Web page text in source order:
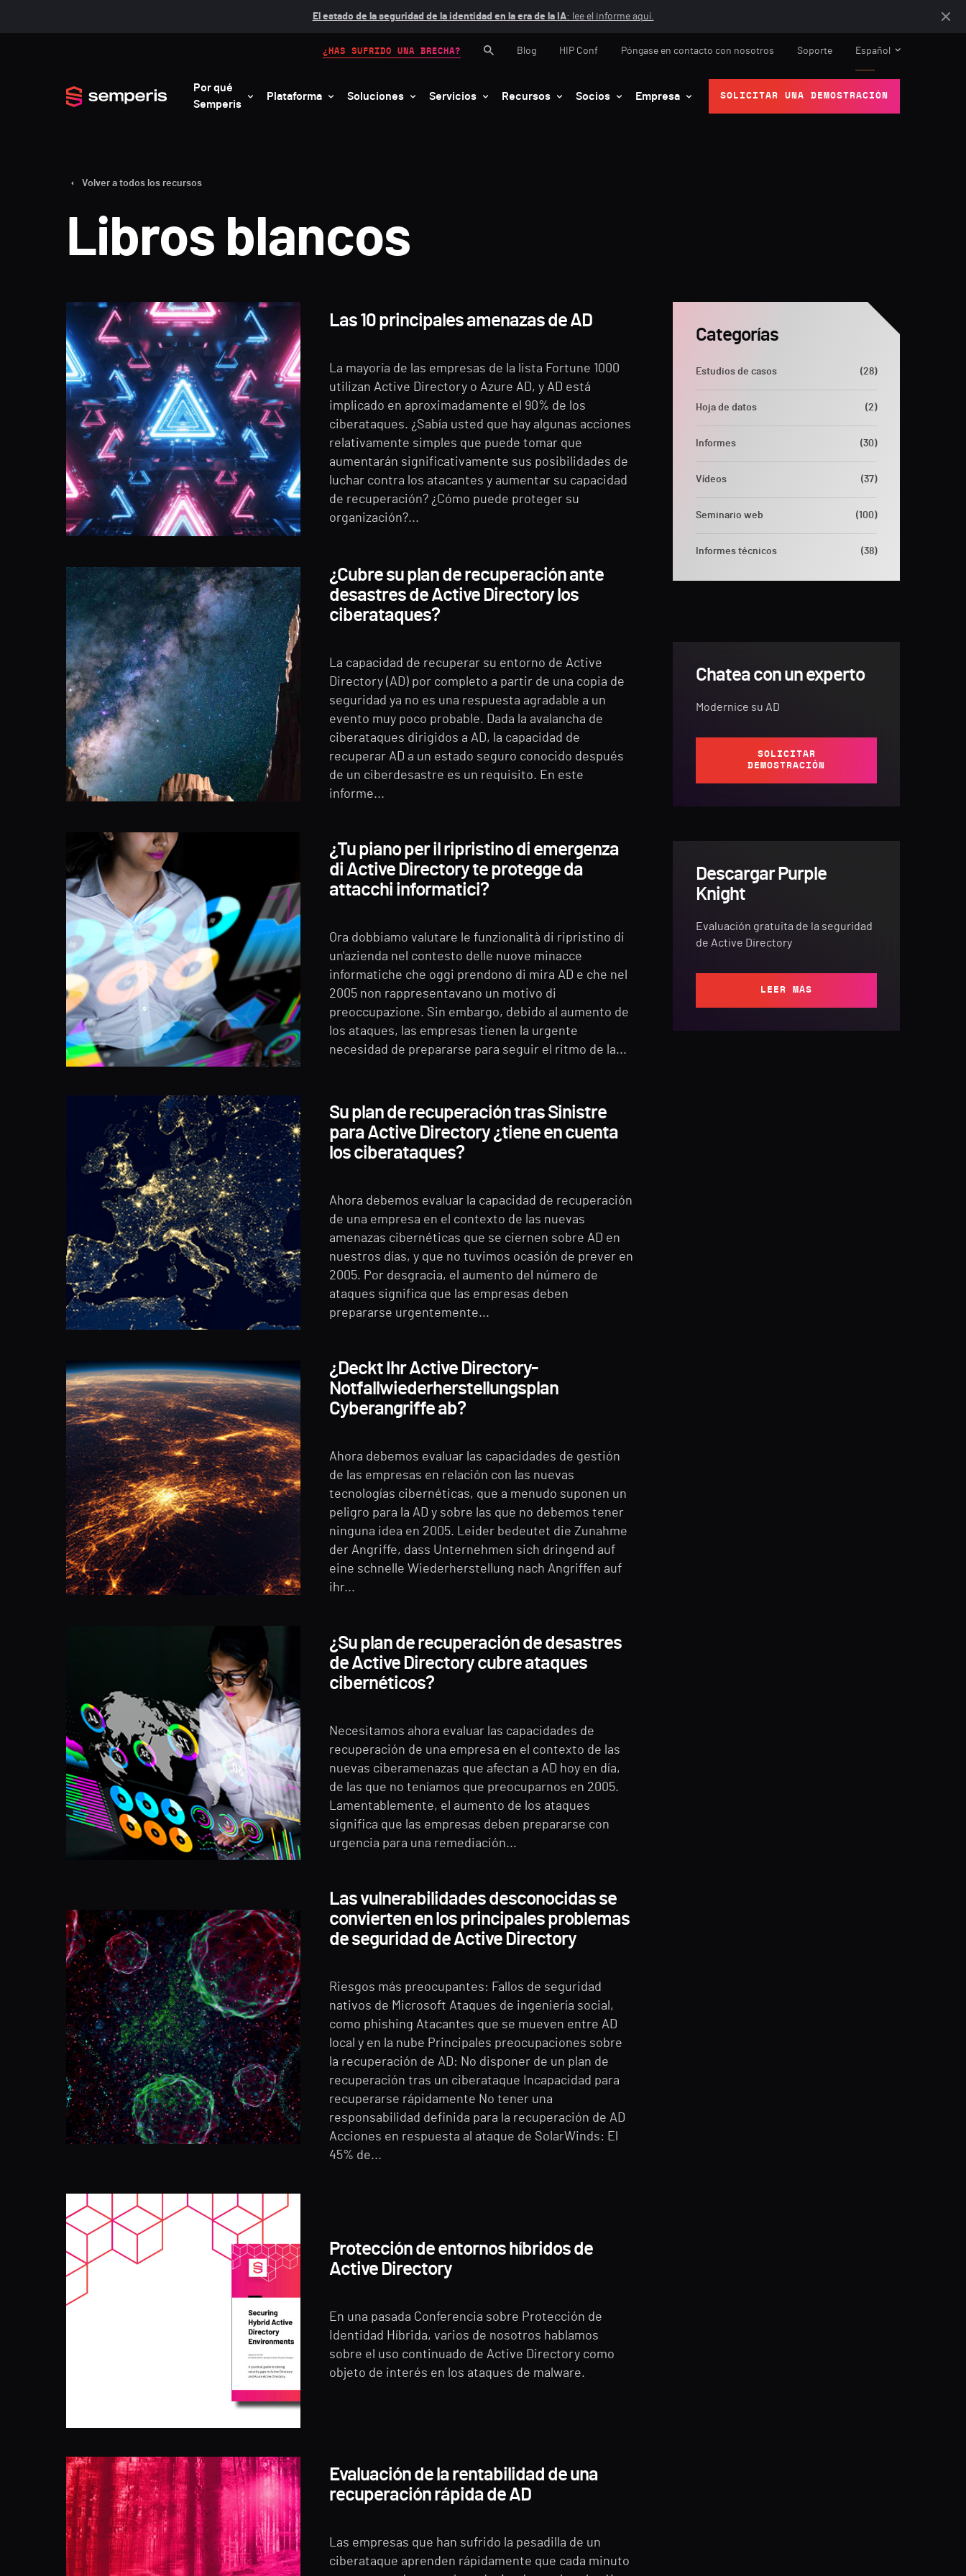
El estado de la seguridad de la identidad en la era de la IA: lee el informe aquí.
Por qué
Semperis
Plataforma Soluciones Servicios Recursos Socios Empresa SOLICITAR UNA DEMOSTRACIÓN
¿HAS SUFRIDO UNA BRECHA? Blog HIP Conf Póngase en contacto con nosotros Soporte Español
Volver a todos los recursos
Libros blancos
Categorías
Estudios de casos (28)
Hoja de datos (2)
Informes (30)
Vídeos (37)
Seminario web (100)
Informes técnicos (38)
Chatea con un experto
Modernice su AD
SOLICITAR
DEMOSTRACIÓN
Descargar Purple
Knight
Evaluación gratuita de la seguridad
de Active Directory
LEER MÁS
Las 10 principales amenazas de AD
La mayoría de las empresas de la lista Fortune 1000
utilizan Active Directory o Azure AD, y AD está
implicado en aproximadamente el 90% de los
ciberataques. ¿Sabía usted que hay algunas acciones
relativamente simples que puede tomar que
aumentarán significativamente sus posibilidades de
luchar contra los atacantes y aumentar su capacidad
de recuperación? ¿Cómo puede proteger su
organización?...
¿Cubre su plan de recuperación ante
desastres de Active Directory los
ciberataques?
La capacidad de recuperar su entorno de Active
Directory (AD) por completo a partir de una copia de
seguridad ya no es una respuesta agradable a un
evento muy poco probable. Dada la avalancha de
ciberataques dirigidos a AD, la capacidad de
recuperar AD a un estado seguro conocido después
de un ciberdesastre es un requisito. En este
informe...
¿Tu piano per il ripristino di emergenza
di Active Directory te protegge da
attacchi informatici?
Ora dobbiamo valutare le funzionalità di ripristino di
un'azienda nel contesto delle nuove minacce
informatiche che oggi prendono di mira AD e che nel
2005 non rappresentavano un motivo di
preoccupazione. Sin embargo, debido al aumento de
los ataques, las empresas tienen la urgente
necesidad de prepararse para seguir el ritmo de la...
Su plan de recuperación tras Sinistre
para Active Directory ¿tiene en cuenta
los ciberataques?
Ahora debemos evaluar la capacidad de recuperación
de una empresa en el contexto de las nuevas
amenazas cibernéticas que se ciernen sobre AD en
nuestros días, y que no tuvimos ocasión de prever en
2005. Por desgracia, el aumento del número de
ataques significa que las empresas deben
prepararse urgentemente...
¿Deckt Ihr Active Directory-
Notfallwiederherstellungsplan
Cyberangriffe ab?
Ahora debemos evaluar las capacidades de gestión
de las empresas en relación con las nuevas
tecnologías cibernéticas, que a menudo suponen un
peligro para la AD y sobre las que no debemos tener
ninguna idea en 2005. Leider bedeutet die Zunahme
der Angriffe, dass Unternehmen sich dringend auf
eine schnelle Wiederherstellung nach Angriffen auf
ihr...
¿Su plan de recuperación de desastres
de Active Directory cubre ataques
cibernéticos?
Necesitamos ahora evaluar las capacidades de
recuperación de una empresa en el contexto de las
nuevas ciberamenazas que afectan a AD hoy en día,
de las que no teníamos que preocuparnos en 2005.
Lamentablemente, el aumento de los ataques
significa que las empresas deben prepararse con
urgencia para una remediación...
Las vulnerabilidades desconocidas se
convierten en los principales problemas
de seguridad de Active Directory
Riesgos más preocupantes: Fallos de seguridad
nativos de Microsoft Ataques de ingeniería social,
como phishing Atacantes que se mueven entre AD
local y en la nube Principales preocupaciones sobre
la recuperación de AD: No disponer de un plan de
recuperación tras un ciberataque Incapacidad para
recuperarse rápidamente No tener una
responsabilidad definida para la recuperación de AD
Acciones en respuesta al ataque de SolarWinds: El
45% de...
Protección de entornos híbridos de
Active Directory
En una pasada Conferencia sobre Protección de
Identidad Híbrida, varios de nosotros hablamos
sobre el uso continuado de Active Directory como
objeto de interés en los ataques de malware.
Evaluación de la rentabilidad de una
recuperación rápida de AD
Las empresas que han sufrido la pesadilla de un
ciberataque aprenden rápidamente que cada minuto